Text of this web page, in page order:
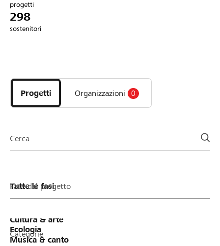
Collegarsi
DE FR IT
progetti
298
sostenitori
i
progetti
e
della
Progetti Organizzazioni 0
Cerca
Fase del progetto
Categorie